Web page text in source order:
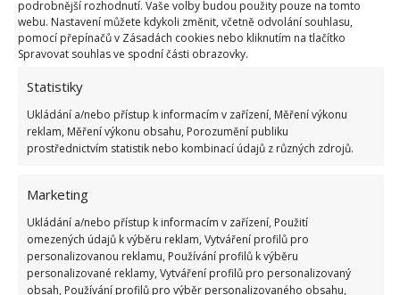
podrobnější rozhodnutí. Vaše volby budou použity pouze na tomto
webu. Nastavení můžete kdykoli změnit, včetně odvolání souhlasu,
pomocí přepínačů v Zásadách cookies nebo kliknutím na tlačítko
Spravovat souhlas ve spodní části obrazovky.
Statistiky
Ukládání a/nebo přístup k informacím v zařízení, Měření výkonu
reklam, Měření výkonu obsahu, Porozumění publiku
prostřednictvím statistik nebo kombinací údajů z různých zdrojů.
Marketing
Ukládání a/nebo přístup k informacím v zařízení, Použití
omezených údajů k výběru reklam, Vytváření profilů pro
personalizovanou reklamu, Používání profilů k výběru
personalizované reklamy, Vytváření profilů pro personalizovaný
obsah, Používání profilů pro výběr personalizovaného obsahu,
nebo bojler. Pravděpodobně budete chtít
rekonstruovat také odpady. Zajímavá řešení
přinášejírealizace betonové jímky Brno
využijete tam, kde není dostupná klasická
od interiéru až po odpadní vody.
Jiří Kolář
Absolvent České zemědělské